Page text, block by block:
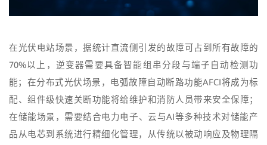
在光伏电站场景，据统计直流侧引发的故障可占到所有故障的
70%以上，逆变器需要具备智能组串分段与端子自动检测功
能；在分布式光伏场景，电弧故障自动断路功能AFCI将成为标
配、组件级快速关断功能将给维护和消防人员带来安全保障；
在储能场景，需要结合电力电子、云与AI等多种技术对储能产
品从电芯到系统进行精细化管理，从传统以被动响应及物理隔